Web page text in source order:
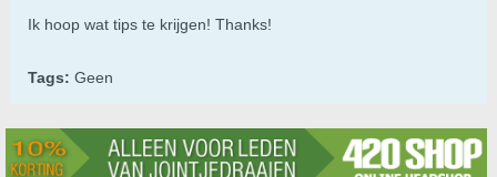
Ik hoop wat tips te krijgen! Thanks!
Tags: Geen